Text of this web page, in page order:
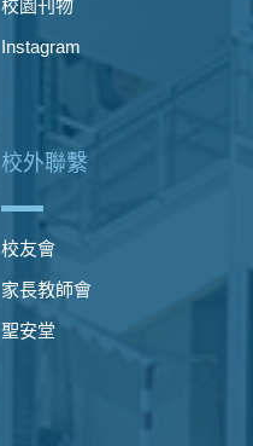
校園刊物
Instagram
校外聯繫
校友會
家長教師會
聖安堂